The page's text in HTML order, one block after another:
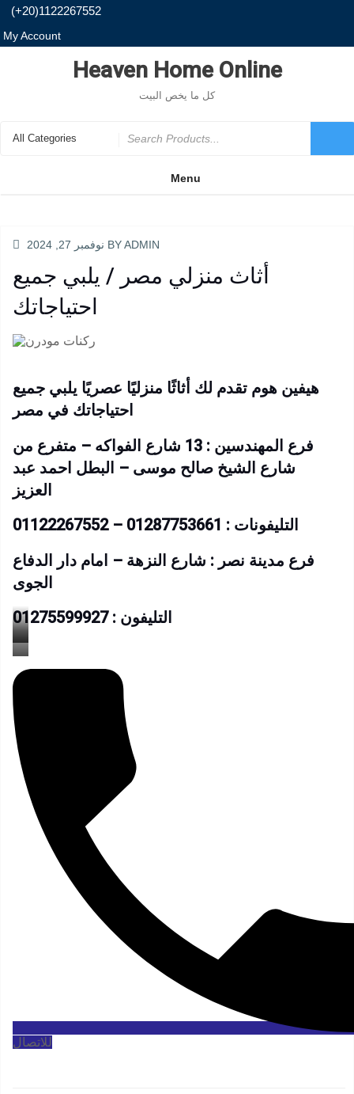
Skip
content
(+20)1122267552
My Account
Heaven Home Online
كل ما يخص البيت
for
Menu
POSTED
نوفمبر 27, 2024 BYADMIN
أثاث منزلي مصر / يلبي جميع
احتياجاتك
هيفين هوم تقدم لك أثاثًا منزليًا عصريًا يلبي جميع
احتياجاتك في مصر
فرع المهندسين : 13 شارع الفواكه – متفرع من
شارع الشيخ صالح موسى – البطل احمد عبد
العزيز
التليفونات : 01287753661 – 01122267552
فرع مدينة نصر : شارع النزهة – امام دار الدفاع
الجوى
التليفون : 01275599927
للاتصال